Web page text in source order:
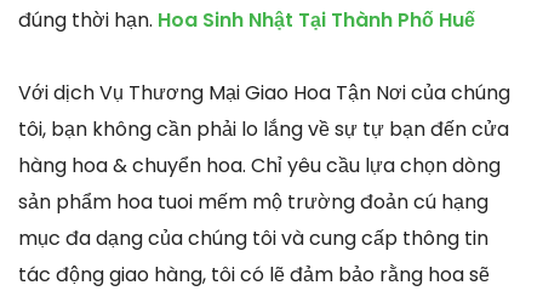
đúng thời hạn. Hoa Sinh Nhật Tại Thành Phố Huế
Với dịch Vụ Thương Mại Giao Hoa Tận Nơi của chúng
tôi, bạn không cần phải lo lắng về sự tự bạn đến cửa
hàng hoa & chuyển hoa. Chỉ yêu cầu lựa chọn dòng
sản phẩm hoa tuoi mếm mộ trường đoản cú hạng
mục đa dạng của chúng tôi và cung cấp thông tin
tác động giao hàng, tôi có lẽ đảm bảo rằng hoa sẽ